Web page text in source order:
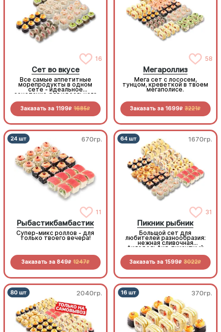
16
Сет во вкусе
Все самые аппетитные
морепродукты в одном
сете - идеальное
сочетание для идеального
Заказать за 1199R 1685R
58
Мегароллиз
Мега сет с лососем,
тунцом, креветкой в твоем
мегаполисе.
Заказать за 1699R 3221R
670гр.
11
Рыбастикбамбастик
Супер-микс роллов - для
только твоего вечера!
Заказать за 849R 1247R
1670гр.
31
Пикник рыбник
Большой сет для
любителей разнообразия:
нежная сливочная
филадельфия, пикантный
сытные мидии - лучшие
роллы на любой вкус!
Заказать за 1599R 3022R
2040гр. 370гр.